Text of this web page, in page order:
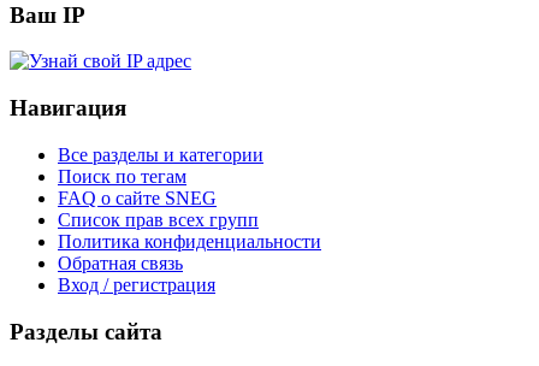
Ваш IP
Навигация
Все разделы и категории
Поиск по тегам
FAQ о сайте SNEG
Список прав всех групп
Политика конфиденциальности
Обратная связь
Вход / регистрация
Разделы сайта